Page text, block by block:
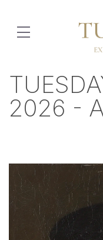
2026 -